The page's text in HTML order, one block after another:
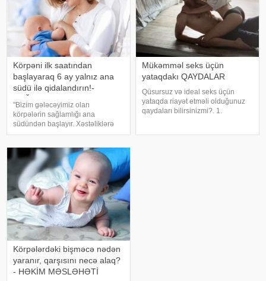
Körpəni ilk saatından
başlayaraq 6 ay yalnız ana
südü ilə qidalandırın!-
ÇAĞIRIŞ
"Bizim gələcəyimiz olan
körpələrin sağlamlığı ana
südündən başlayır. Xəstəliklərə
qarşı əsas anticisimləri körpə ana
qidalandırma immunitetin
güclənməsinə kömək edir. Odur
ki, yeni doğulmu
Mükəmməl seks üçün
yataqdakı QAYDALAR
Qüsursuz və ideal seks üçün
yataqda riayət etməli olduğunuz
qaydaları bilirsinizmi?. 1.
Körpələrdəki bişməcə nədən
yaranır, qarşısını necə alaq?
- HƏKİM MƏSLƏHƏTİ